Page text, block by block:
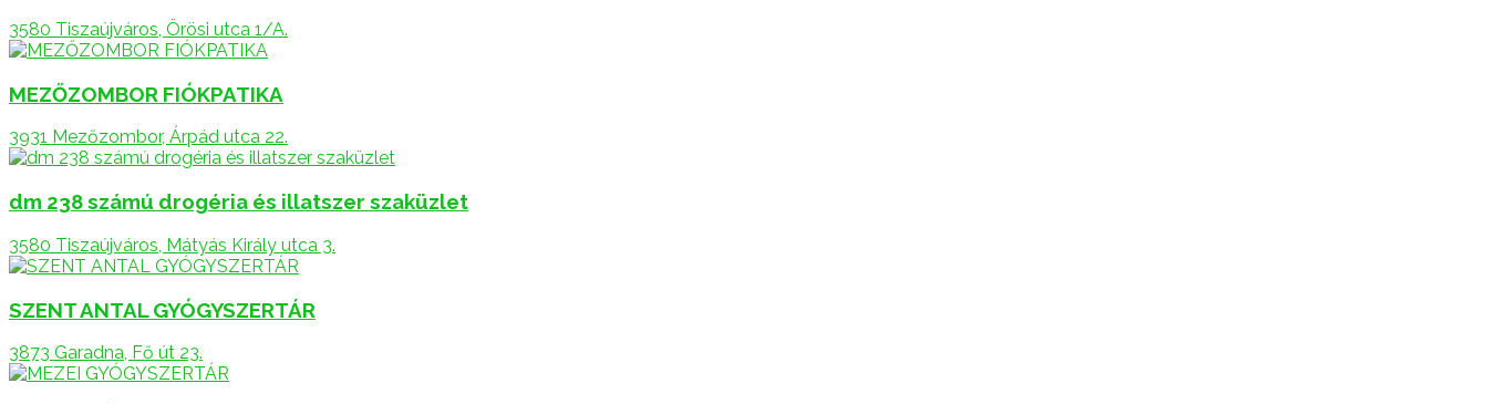
3580 Tiszaújváros, Örösi utca 1/A.
MEZŐZOMBOR FIÓKPATIKA
3931 Mezőzombor, Árpád utca 22.
dm 238 számú drogéria és illatszer szaküzlet
3580 Tiszaújváros, Mátyás Király utca 3.
SZENT ANTAL GYÓGYSZERTÁR
3873 Garadna, Fő út 23.